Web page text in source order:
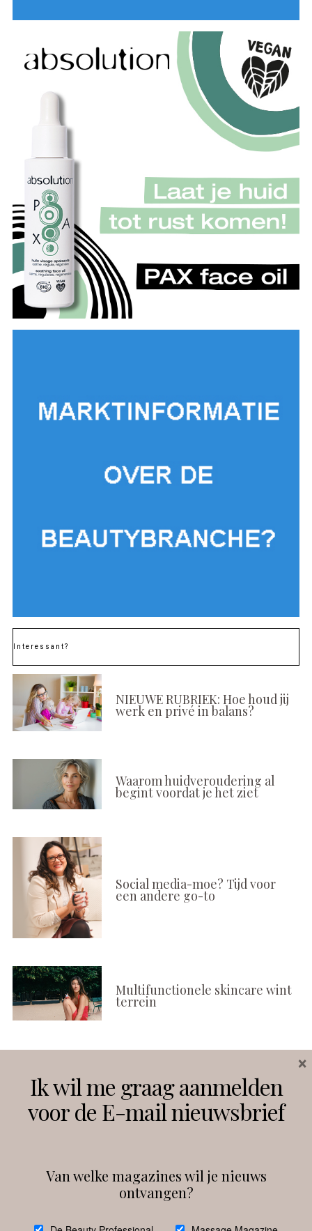
Interessant?
NIEUWE RUBRIEK: Hoe houd jij
werk en privé in balans?
Waarom huidveroudering al
begint voordat je het ziet
Social media-moe? Tijd voor
een andere go-to
Multifunctionele skincare wint
terrein
Instagram Facebook
debeautyprofessional
Ik wil me graag aanmelden
voor de E-mail nieuwsbrief
Van welke magazines wil je nieuws
ontvangen?
×